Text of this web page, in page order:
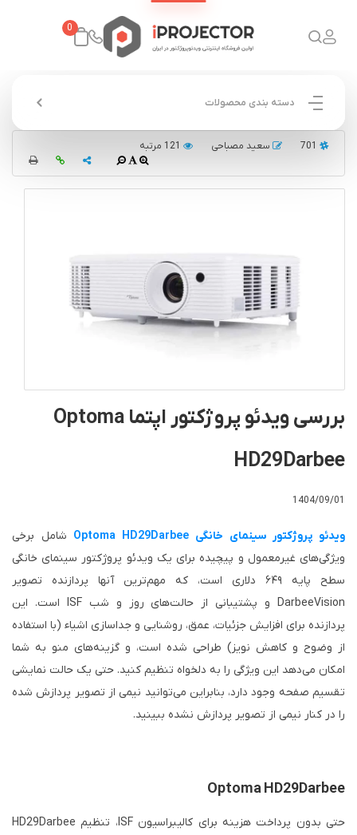
0
دسته بندی محصولات
701 سعید مصباحی 121 مرتبه
بررسی ویدئو پروژکتور اپتما Optoma
HD29Darbee
1404/09/01
ویدئو پروژکتور سینمای خانگی Optoma HD29Darbee
شامل برخی
ویژگی‌های غیرمعمول و پیچیده برای یک ویدئو پروژکتور سینمای خانگی
سطح پایه ۶۴۹ دلاری است، که مهم‌ترین آنها پردازنده تصویر
DarbeeVision و پشتیبانی از حالت‌های روز و شب ISF است. این
پردازنده برای افزایش جزئیات، عمق، روشنایی و جداسازی اشیاء (با استفاده
از وضوح و کاهش نویز) طراحی شده است، و گزینه‌های منو به شما
امکان می‌دهد این ویژگی را به دلخواه تنظیم کنید. حتی یک حالت نمایشی
تقسیم صفحه وجود دارد، بنابراین می‌توانید نیمی از تصویر پردازش شده
را در کنار نیمی از تصویر پردازش نشده ببینید.
Optoma HD29Darbee
حتی بدون پرداخت هزینه برای کالیبراسیون ISF، تنظیم HD29Darbee